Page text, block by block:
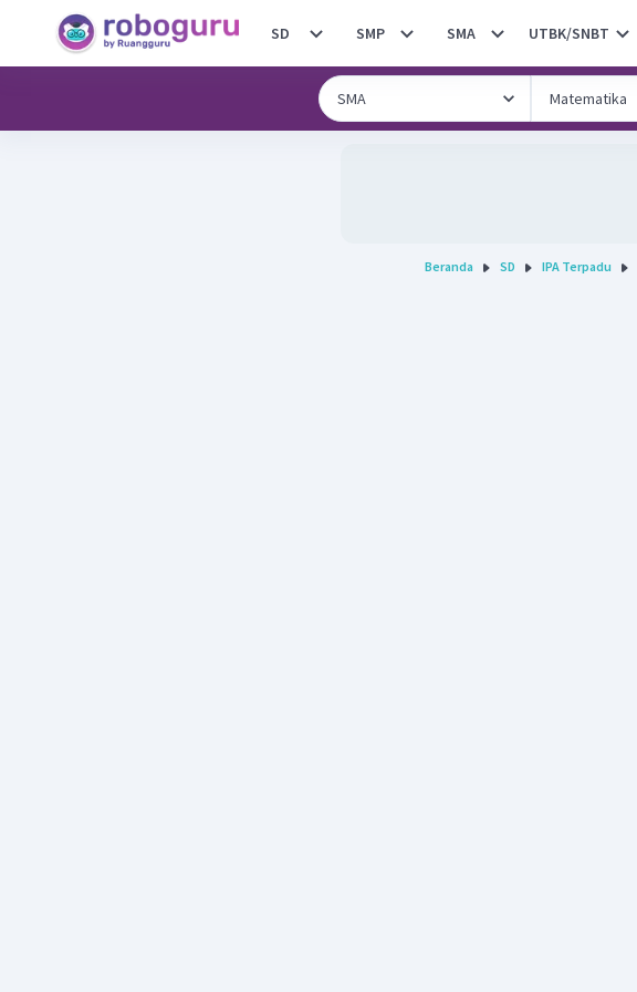
SD SMP SMA UTBK/SNBT
Beranda SD IPA Terpadu